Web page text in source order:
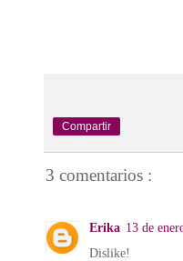
Compartir
3 comentarios :
Erika 13 de
Dislike!